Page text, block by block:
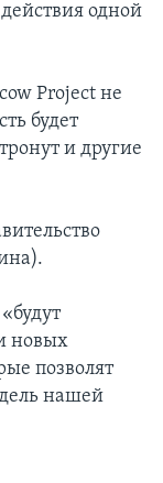
одной
Project не
будет
и другие
новых
позволят
нашей